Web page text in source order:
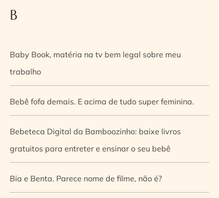
B
Baby Book, matéria na tv bem legal sobre meu
trabalho
Bebê fofa demais. E acima de tudo super feminina.
Bebeteca Digital da Bamboozinho: baixe livros
gratuitos para entreter e ensinar o seu bebê
Bia e Benta. Parece nome de filme, não é?